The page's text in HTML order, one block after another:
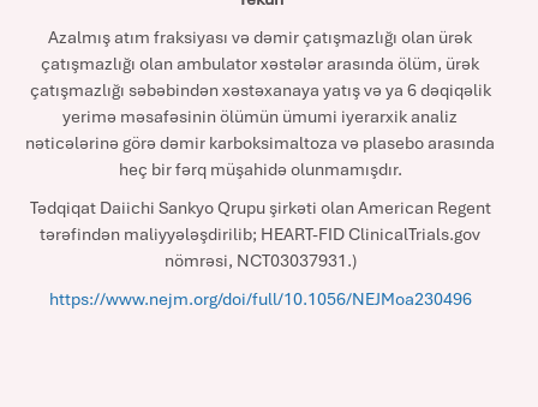
Azalmış atım fraksiyası və dəmir çatışmazlığı olan ürək
çatışmazlığı olan ambulator xəstələr arasında ölüm, ürək
çatışmazlığı səbəbindən xəstəxanaya yatış və ya 6 dəqiqəlik
yerimə məsafəsinin ölümün ümumi iyerarxik analiz
nəticələrinə görə dəmir karboksimaltoza və plasebo arasında
heç bir fərq müşahidə olunmamışdır.
Tədqiqat Daiichi Sankyo Qrupu şirkəti olan American Regent
tərəfindən maliyyələşdirilib; HEART-FID ClinicalTrials.gov
nömrəsi, NCT03037931.)
https://www.nejm.org/doi/full/10.1056/NEJMoa230496